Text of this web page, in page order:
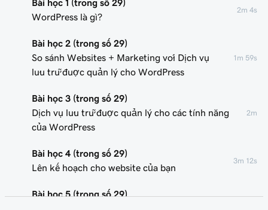
Bài học 1 (trong số 29)
WordPress là gì?
2m 4s
Bài học 2 (trong số 29)
So sánh Websites + Marketing với Dịch vụ
lưu trữ được quản lý cho WordPress
1m 59s
Bài học 3 (trong số 29)
Dịch vụ lưu trữ được quản lý cho các tính năng
của WordPress
2m
Bài học 4 (trong số 29)
Lên kế hoạch cho website của bạn
3m 12s
Bài học 5 (trong số 29)